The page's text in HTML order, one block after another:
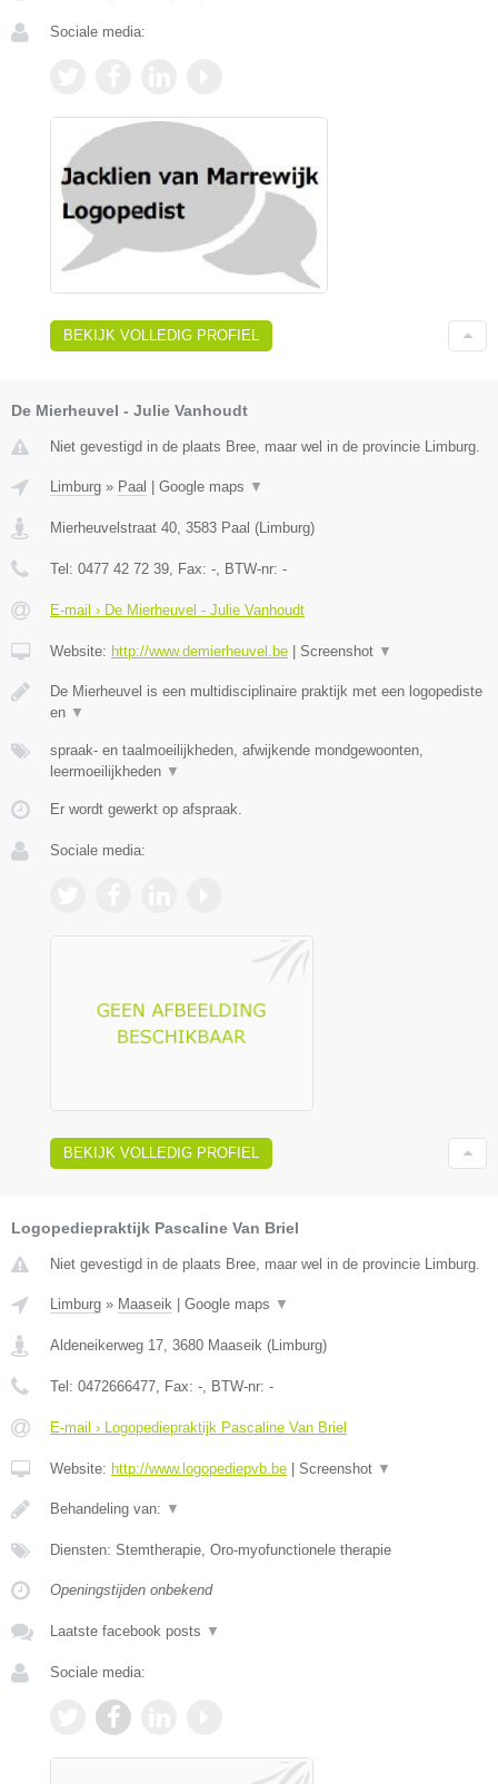
Sociale media:
BEKIJK VOLLEDIG PROFIEL
De Mierheuvel - Julie Vanhoudt
Niet gevestigd in de plaats Bree, maar wel in de provincie Limburg.
Limburg » Paal | Google maps ▼
Mierheuvelstraat 40 3583 Paal (Limburg)
Tel: 0477 42 72 39 , Fax: - , BTW-nr: -
E-mail › De Mierheuvel - Julie Vanhoudt
Website: http://www.demierheuvel.be | Screenshot ▼
De Mierheuvel is een multidisciplinaire praktijk met een logopediste
en ▼
spraak- en taalmoeilijkheden, afwijkende mondgewoonten,
leermoeilijkheden ▼
Er wordt gewerkt op afspraak.
Sociale media:
BEKIJK VOLLEDIG PROFIEL
Logopediepraktijk Pascaline Van Briel
Niet gevestigd in de plaats Bree, maar wel in de provincie Limburg.
Limburg » Maaseik Google maps ▼
Aldeneikerweg 17, 3680 Maaseik (Limburg)
Tel: 0472666477, Fax: -, BTW-nr: -
E-mail › Logopediepraktijk Pascaline Van Briel
Website: http://www.logopediepvb.be Screenshot ▼
Behandeling van: ▼
Diensten: Stemtherapie, Oro-myofunctionele therapie
Openingstijden onbekend
Laatste facebook posts ▼
Sociale media: